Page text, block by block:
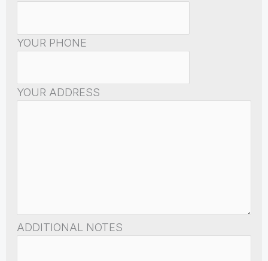
YOUR PHONE
YOUR ADDRESS
ADDITIONAL NOTES